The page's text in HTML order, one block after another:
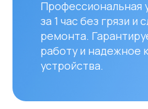
Оплата и